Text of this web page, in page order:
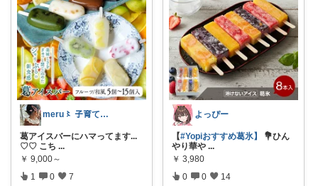
meru〻 子育てと暮らし🤰ﾏﾀﾆﾃｨ
葛アイスバーにハマってます...
♡♡ こち ...
￥ 9,000～
1 0 7
よっぴー
【#Yopiおすすめ葛氷】
💐ひん
やり華や ...
￥ 3,980
0 0 14